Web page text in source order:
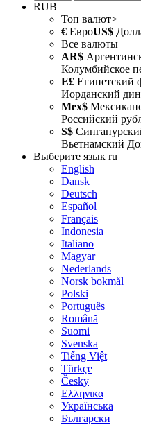
RUB
Топ валют>
€ ЕвроUS$
Все валюты
AR$
Колумбийское
E£ Египетский
Иорданский
Mex$
Российский
S$
Вьетнамский
Выберите язык ru
English
Dansk
Deutsch
Español
Français
Indonesia
Italiano
Magyar
Nederlands
Norsk bokmål
Polski
Português
Română
Suomi
Svenska
Tiếng Việt
Türkçe
Česky
Ελληνικα
Українська
Български